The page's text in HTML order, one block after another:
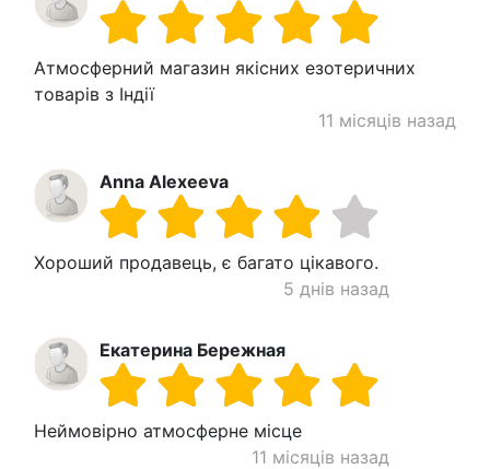
Атмосферний магазин якісних езотеричних
товарів з Індії
11 місяців назад
Anna Alexeeva
Хороший продавець, є багато цікавого.
5 днів назад
Екатерина Бережная
Неймовірно атмосферне місце
11 місяців назад